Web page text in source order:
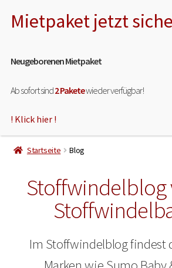
MEINE LEISTUNGEN
Startseite Blog
Stoffwindelblog
Im Stoffwindelblog findest
Neugeborenen Mietpaket
Ab sofort sind2 Paketewieder verfügbar!
! Klick hier !